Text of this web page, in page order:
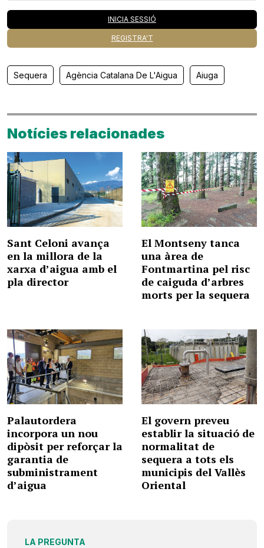
INICIA SESSIÓ
REGISTRA'T
Sequera Agència Catalana De L'Aigua Aiuga
Notícies relacionades
Sant Celoni avança
en la millora de la
xarxa d’aigua amb el
pla director
El Montseny tanca
una àrea de
Fontmartina pel risc
de caiguda d’arbres
morts per la sequera
Palautordera
incorpora un nou
dipòsit per reforçar la
garantia de
subministrament
d’aigua
El govern preveu
establir la situació de
normalitat de
sequera a tots els
municipis del Vallès
Oriental
LA PREGUNTA